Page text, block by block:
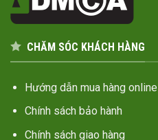
CHĂM SÓC KHÁCH HÀNG
Hướng dẫn mua hàng online
Chính sách bảo hành
Chính sách giao hàng